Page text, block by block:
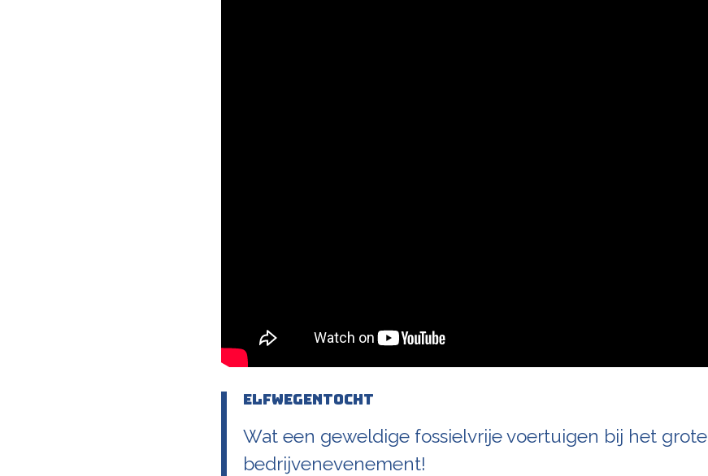
Elfwegentocht
Wat een geweldige fossielvrije voertuigen bij het
bedrijvenevenement!